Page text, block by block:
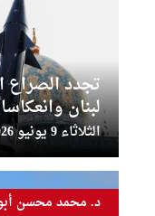
تجدد الصراع
لبنان
الثلاثاء 9 يونيو 2026 - 11:12:31
د. محمد محسن أبو